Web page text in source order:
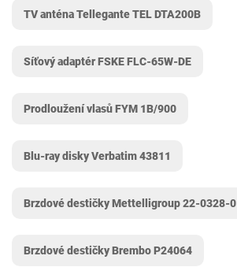
TV anténa Tellegante TEL DTA200B
Síťový adaptér FSKE FLC-65W-DE
Prodloužení vlasů FYM 1B/900
Blu-ray disky Verbatim ‎43811
Brzdové destičky Mettelligroup 22-0328-0
Brzdové destičky Brembo P24064